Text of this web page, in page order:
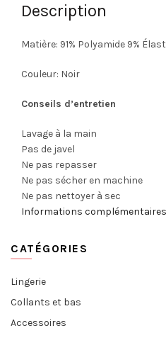
Description
Matière: 91% Polyamide 9%
Couleur: Noir
Conseils d’entretien
Lavage à la main
Pas de javel
Ne pas repasser
Ne pas sécher en machine
Ne pas nettoyer à sec
Informations complémentaires
CATÉGORIES
Lingerie
Collants et bas
Accessoires